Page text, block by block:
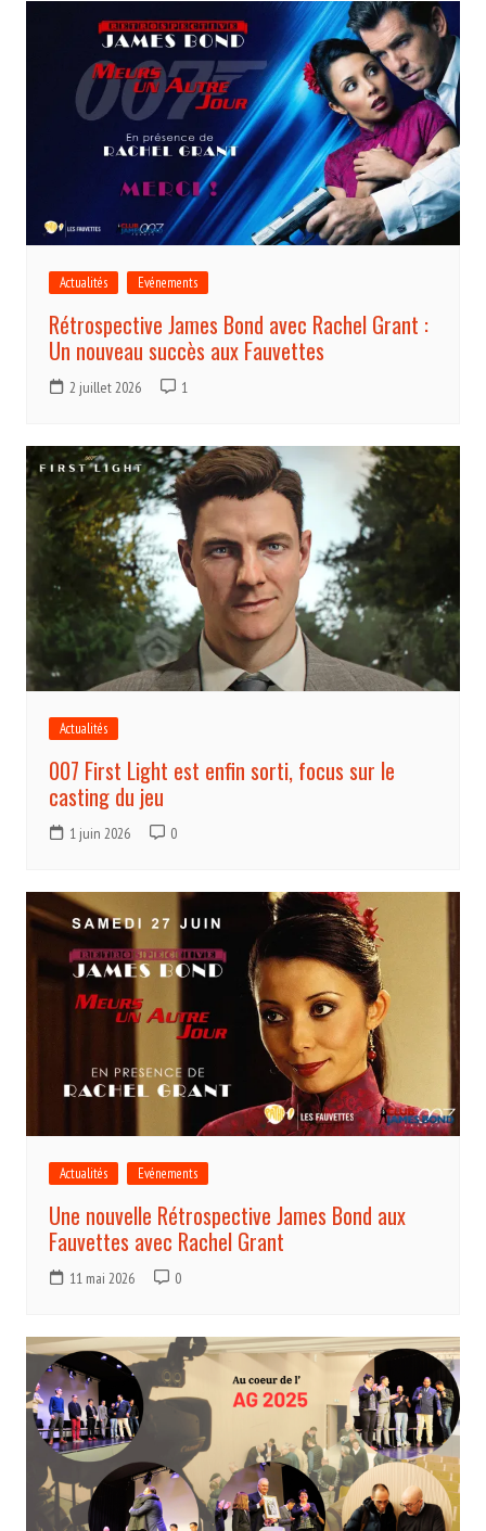
Actualités Evénements
Rétrospective James Bond avec Rachel Grant :
Un nouveau succès aux Fauvettes
2 juillet 2026 1
Actualités
007 First Light est enfin sorti, focus sur le
casting du jeu
1 juin 2026 0
Actualités Evénements
Une nouvelle Rétrospective James Bond aux
Fauvettes avec Rachel Grant
11 mai 2026 0